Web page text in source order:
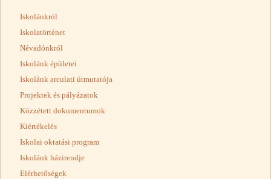
Iskolánkról
Iskolatörténet
Névadónkról
Iskolánk épületei
Iskolánk arculati útmutatója
Projektek és pályázatok
Közzétett dokumentumok
Kiértékelés
Iskolai oktatási program
Iskolánk házirendje
Elérhetőségek